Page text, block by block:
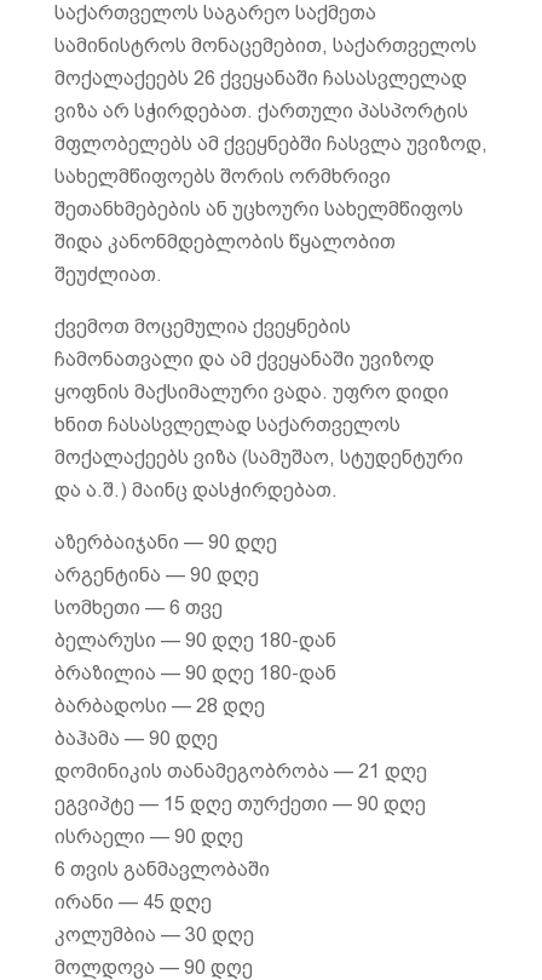
საქართველოს საგარეო საქმეთა
სამინისტროს მონაცემებით, საქართველოს
მოქალაქეებს 26 ქვეყანაში ჩასასვლელად
ვიზა არ სჭირდებათ. ქართული პასპორტის
მფლობელებს ამ ქვეყნებში ჩასვლა უვიზოდ,
სახელმწიფოებს შორის ორმხრივი
შეთანხმებების ან უცხოური სახელმწიფოს
შიდა კანონმდებლობის წყალობით
შეუძლიათ.
ქვემოთ მოცემულია ქვეყნების
ჩამონათვალი და ამ ქვეყანაში უვიზოდ
ყოფნის მაქსიმალური ვადა. უფრო დიდი
ხნით ჩასასვლელად საქართველოს
მოქალაქეებს ვიზა (სამუშაო, სტუდენტური
და ა.შ.) მაინც დასჭირდებათ.
აზერბაიჯანი — 90 დღე
არგენტინა — 90 დღე
სომხეთი — 6 თვე
ბელარუსი — 90 დღე 180-დან
ბრაზილია — 90 დღე 180-დან
ბარბადოსი — 28 დღე
ბაჰამა — 90 დღე
დომინიკის თანამეგობრობა — 21 დღე
ეგვიპტე — 15 დღე თურქეთი — 90 დღე
ისრაელი — 90 დღე
6 თვის განმავლობაში
ირანი — 45 დღე
კოლუმბია — 30 დღე
მოლდოვა — 90 დღე